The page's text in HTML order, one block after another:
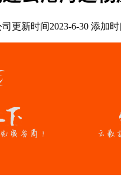
更新时间2023-6-30 添加时